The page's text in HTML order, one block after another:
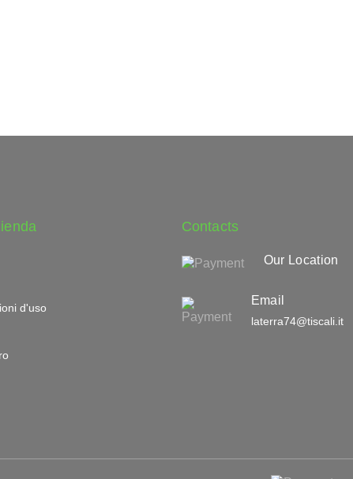
d'uso
Contacts
Our Location
Email
laterra74@tiscali.it